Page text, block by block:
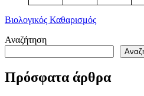
Βιολογικός Καθαρισμός
Αναζήτηση
Πρόσφατα άρθρα